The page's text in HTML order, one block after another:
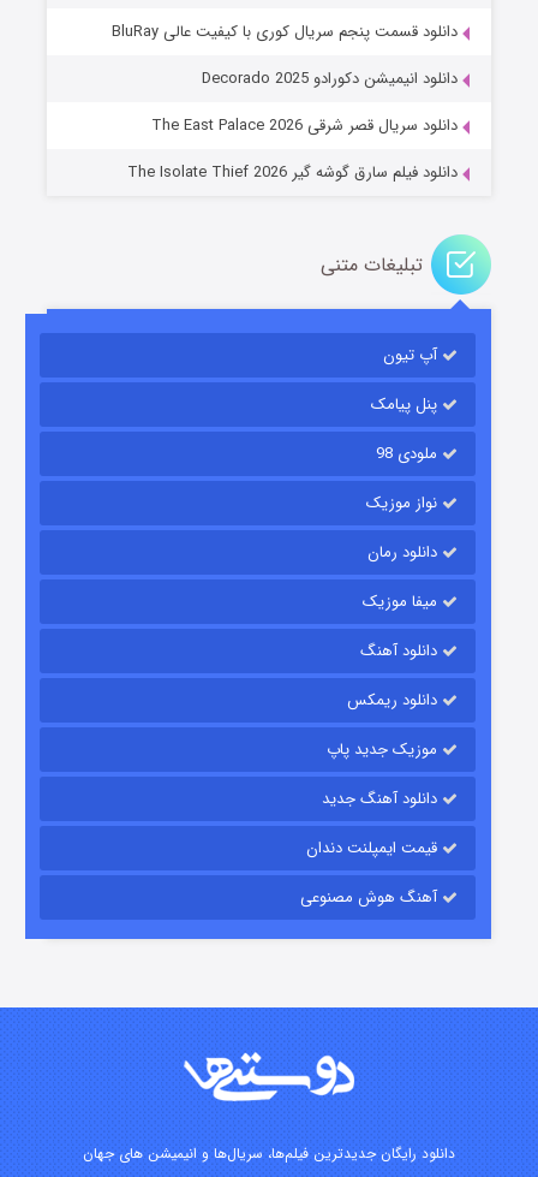
عملیات آپارتمان
قسمت۲ (زیرنویس) منتشر شد
شکست استوارت در نجات جهان
قسمت
قسمت۷ (زیرنویس) منتشر شد
دانلود قسمت پنجم سریال کوری با کیفیت عالی BluRay
دانلود انیمیشن دکورادو Decorado 2025
دانلود سریال قصر شرقی The East Palace 2026
دانلود فیلم سارق گوشه گیر The Isolate Thief 2026
تبلیغات متنی
آپ تیون
پنل پیامک
ملودی 98
نواز موزیک
دانلود رمان
میفا موزیک
دانلود آهنگ
دانلود ریمکس
موزیک جدید پاپ
دانلود آهنگ جدید
قیمت ایمپلنت دندان
آهنگ هوش مصنوعی
دانلود رایگان جدیدترین فیلم‌ها، سریال‌ها و انیمیشن های جهان